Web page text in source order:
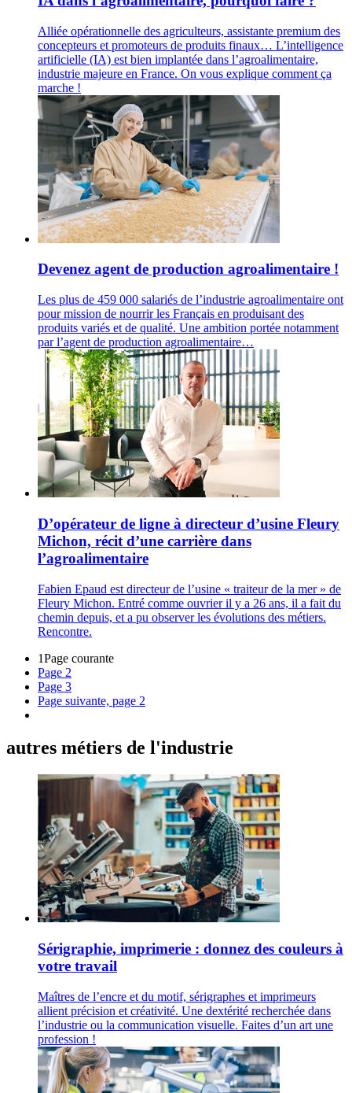
Alliée opérationnelle des agriculteurs, assistante premium des
concepteurs et promoteurs de produits finaux… L’intelligence
artificielle (IA) est bien implantée dans l’agroalimentaire,
industrie majeure en France. On vous explique comment ça
marche !
Devenez agent de production agroalimentaire !
Les plus de 459 000 salariés de l’industrie agroalimentaire ont
pour mission de nourrir les Français en produisant des
produits variés et de qualité. Une ambition portée notamment
par l’agent de production agroalimentaire…
D’opérateur de ligne à directeur d’usine Fleury
Michon, récit d’une carrière dans
l’agroalimentaire
Fabien Epaud est directeur de l’usine « traiteur de la mer » de
Fleury Michon. Entré comme ouvrier il y a 26 ans, il a fait du
chemin depuis, et a pu observer les évolutions des métiers.
Rencontre.
1Page courante
Page 2
Page 3
Page suivante, page 2
autres métiers de l'industrie
Sérigraphie, imprimerie : donnez des couleurs à
votre travail
Maîtres de l’encre et du motif, sérigraphes et imprimeurs
allient précision et créativité. Une dextérité recherchée dans
l’industrie ou la communication visuelle. Faites d’un art une
profession !